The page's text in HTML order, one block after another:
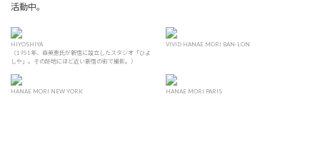
活動中。
HIYOSHIYA
（1951年、森英恵氏が新宿に設立したスタジオ「ひよ
しや」。その跡地にほど近い新宿の街で撮影。）
VIVID HANAE MORI BAN-LON
HANAE MORI NEW YORK HANAE MORI PARIS